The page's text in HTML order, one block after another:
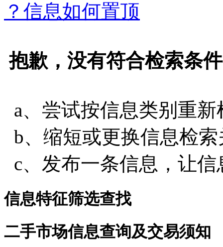
？信息如何置顶
抱歉，没有符合检索条
a、尝试按信息类别重
b、缩短或更换信息检
c、发布一条信息，让
信息特征筛选查找
二手市场信息查询及交易须知